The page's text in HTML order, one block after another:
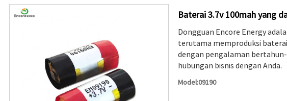
Baterai 3.7v 100mah yang
Dongguan Encore Energy
terutama memproduksi
dengan pengalaman
hubungan bisnis dengan Anda.
Model:09190